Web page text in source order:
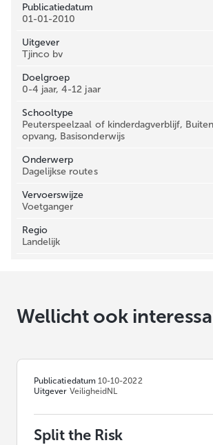
Publicatiedatum
01-01-2010
Uitgever
Tjinco bv
Doelgroep
0-4 jaar, 4-12 jaar
Schooltype
Peuterspeelzaal of kinderdagverblijf,
opvang, Basisonderwijs
Onderwerp
Dagelijkse routes
Vervoerswijze
Voetganger
Regio
Landelijk
Wellicht ook
Publicatiedatum 10-10-2022
Uitgever VeiligheidNL
Split the Risk